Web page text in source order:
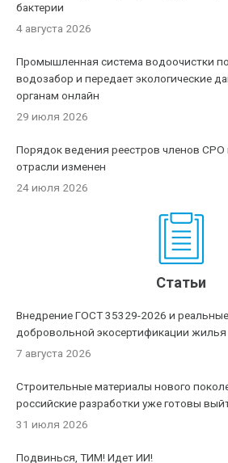
бактерии
4 августа 2026
Промышленная система водоочистки
водозабор и передает экологические
органам онлайн
29 июля 2026
Порядок ведения реестров членов СРО
отрасли изменен
24 июля 2026
Статьи
Внедрение ГОСТ 35329-2026 и
добровольной экосертификации жилья
7 августа 2026
Строительные материалы нового
российские разработки уже готовы
31 июля 2026
Подвинься, ТИМ! Идет ИИ!